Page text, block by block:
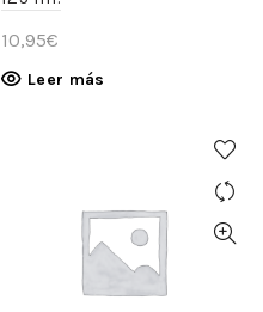
10,95€
Leer más